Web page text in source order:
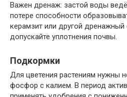
Важен дренаж: застой воды
потере способности
керамзит или другой
допускайте уплотнения почвы.
Подкормки
Для цветения растениям нужны
фосфор с калием. В период